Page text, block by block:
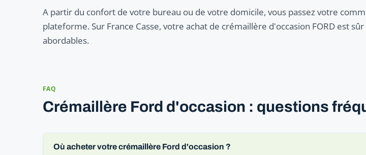
A partir du confort de votre bureau ou de votre domicile, vous passez votre
plateforme. Sur France Casse, votre achat de crémaillère d'occasion FORD est
abordables.
FAQ
Crémaillère Ford d'occasion : questions
Où acheter votre crémaillère Ford d'occasion ?